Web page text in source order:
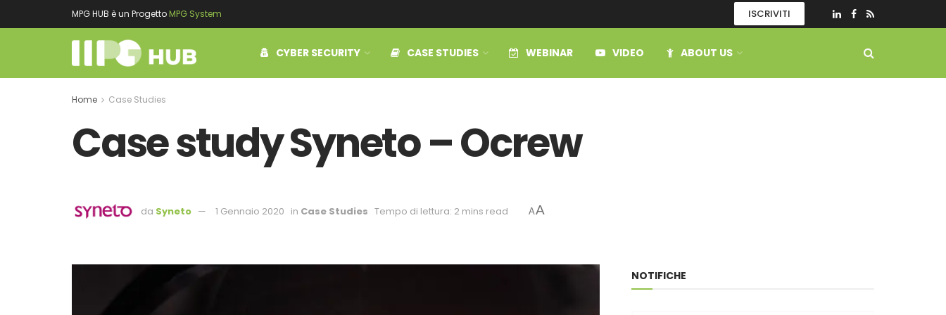
MPG HUB è un Progetto MPG System ISCRIVITI
CYBER SECURITY CASE STUDIES WEBINAR VIDEO ABOUT US
Home Case Studies
Case study Syneto – Ocrew
da Syneto 1 Gennaio 2020 in Case Studies Tempo di lettura: 2 mins read AA
NOTIFICHE